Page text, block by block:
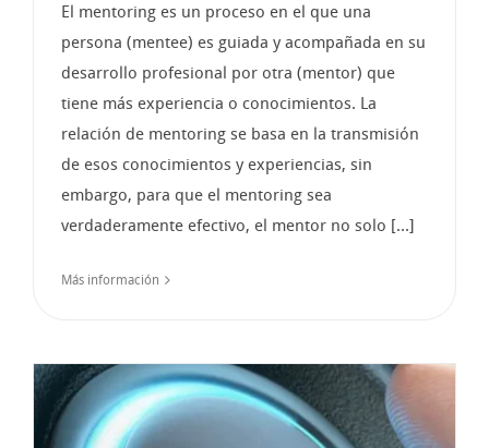
El mentoring es un proceso en el que una
persona (mentee) es guiada y acompañada en su
desarrollo profesional por otra (mentor) que
tiene más experiencia o conocimientos. La
relación de mentoring se basa en la transmisión
de esos conocimientos y experiencias, sin
embargo, para que el mentoring sea
verdaderamente efectivo, el mentor no solo [...]
Más información